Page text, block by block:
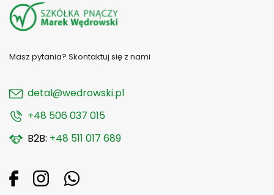
Masz pytania? Skontaktuj się z nami
detal@wedrowski.pl
+48 506 037 015
B2B: +48 511 017 689